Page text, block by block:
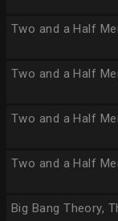
Two and a Half
Two and a Half
Two and a Half
Two and a Half
Big Bang Theory,